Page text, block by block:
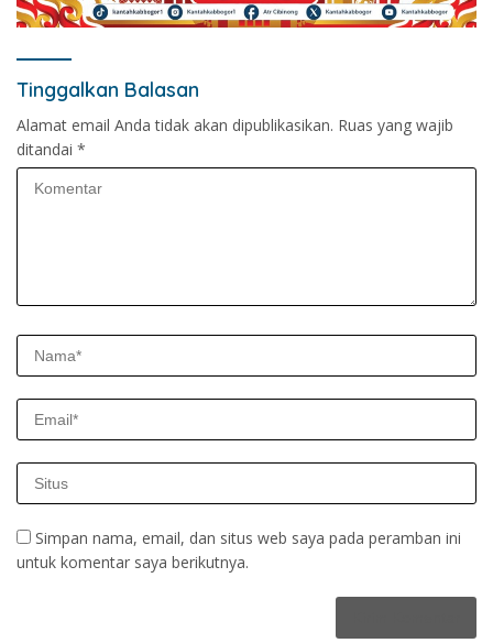
Tinggalkan Balasan
Alamat email Anda tidak akan dipublikasikan. Ruas yang wajib
ditandai *
Simpan nama, email, dan situs web saya pada peramban ini
untuk komentar saya berikutnya.